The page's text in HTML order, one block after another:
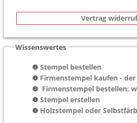
Vertrag
Wissenswertes
Stempel bestellen
Firmenstempel kaufen -
Firmenstempel bestellen:
Stempel erstellen
Holzstempel oder